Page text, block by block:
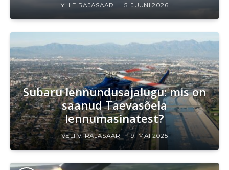
YLLE RAJASAAR 5. JUUNI 2026
Subaru lennundusajalugu: mis on
saanud Taevasõela
lennumasinatest?
VELI V. RAJASAAR 9. MAI 2025